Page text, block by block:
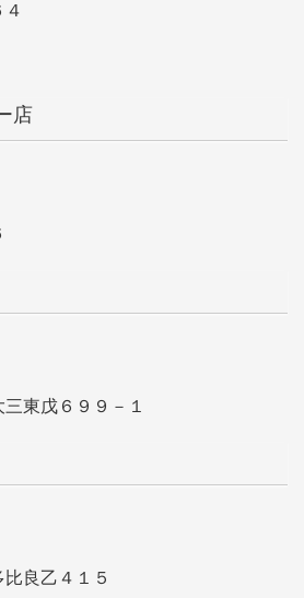
店
東戊６９９－１
良乙４１５